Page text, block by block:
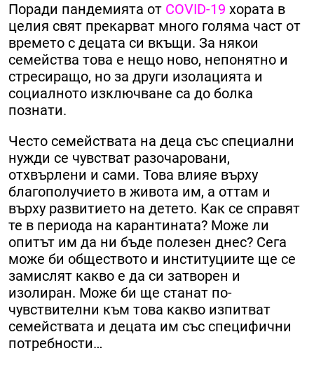
Поради пандемията от COVID-19 хората в
целия свят прекарват много голяма част от
времето с децата си вкъщи. За някои
семейства това е нещо ново, непонятно и
стресиращо, но за други изолацията и
социалното изключване са до болка
познати.
Често семействата на деца със специални
нужди се чувстват разочаровани,
отхвърлени и сами. Това влияе върху
благополучието в живота им, а оттам и
върху развитието на детето. Как се справят
те в периода на карантината? Може ли
опитът им да ни бъде полезен днес? Сега
може би обществото и институциите ще се
замислят какво е да си затворен и
изолиран. Може би ще станат по-
чувствителни към това какво изпитват
семействата и децата им със специфични
потребности…